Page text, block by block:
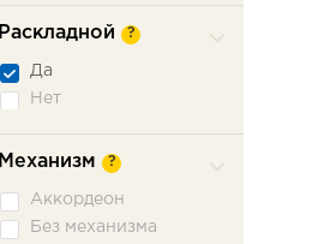
Раскладной ?
Да
Нет
Механизм ?
Аккордеон
Без механизма